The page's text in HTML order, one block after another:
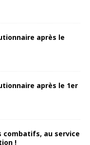
après le
après le 1er
combatifs, au service
!